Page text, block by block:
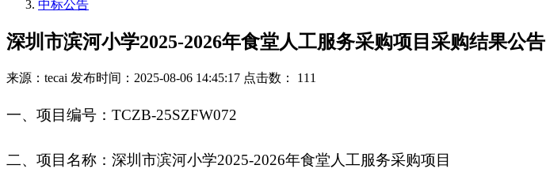
中标公告
深圳市滨河小学2025-2026年食堂人工服务采购项目采购结果公告
来源：tecai 发布时间：2025-08-06 14:45:17 点击数： 111
一、 项目编号： TCZB-25SZFW072
二、 项目名称：深圳市滨河小学2025-2026年食堂人工服务采购项目